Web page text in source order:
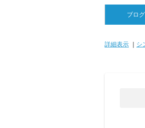
ブログ
詳細表示 シ